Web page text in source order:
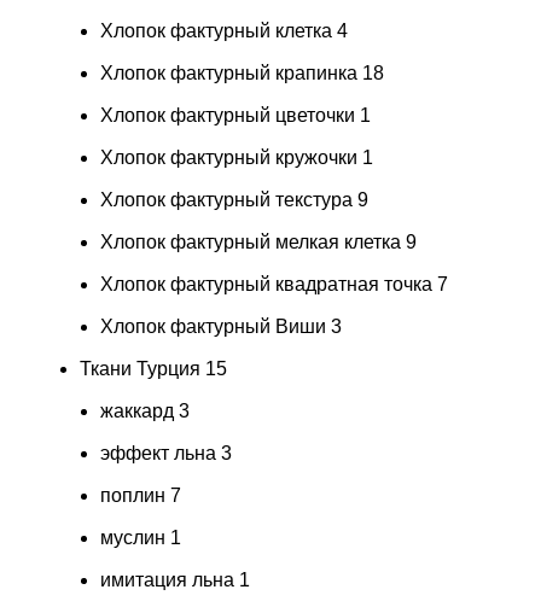
Хлопок фактурный клетка 4
Хлопок фактурный крапинка 18
Хлопок фактурный цветочки 1
Хлопок фактурный кружочки 1
Хлопок фактурный текстура 9
Хлопок фактурный мелкая клетка 9
Хлопок фактурный квадратная точка 7
Хлопок фактурный Виши 3
Ткани Турция 15
жаккард 3
эффект льна 3
поплин 7
муслин 1
имитация льна 1